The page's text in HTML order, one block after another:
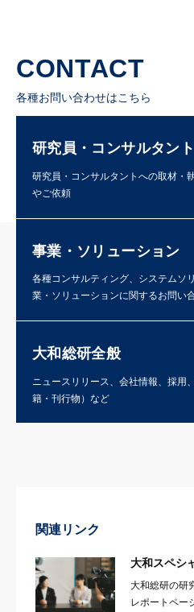
CONTACT
各種お問い合わせはこちら
研究員・コンサルタント
研究員・コンサルタントへの取材・
やご依頼
事業・ソリューション
各種コンサルティング、システムソ
業・ソリューションに関するお問い
大和総研全般
ニュースリリース、会社情報、採用
籍・刊行物）など
関連リンク
大和スペシ
大和総研の研
レポートペー